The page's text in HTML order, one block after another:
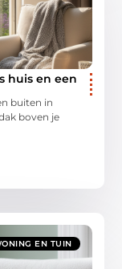
huis en een
buiten in
boven je
EN TUIN